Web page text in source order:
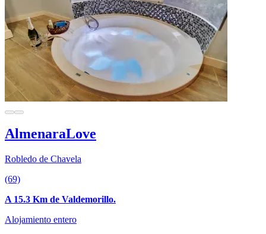
AlmenaraLove
Robledo de Chavela
(69)
A 15.3 Km de Valdemorillo.
Alojamiento entero